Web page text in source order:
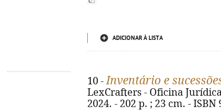
ADICIONAR À LISTA
10 -Inventário e
LexCrafters - Oficina
2024. - 202 p. ; 23 cm. - ISBN